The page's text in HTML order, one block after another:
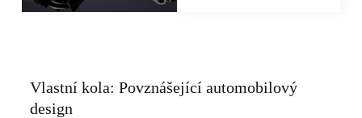
Vlastní kola: Povznášející automobilový
design